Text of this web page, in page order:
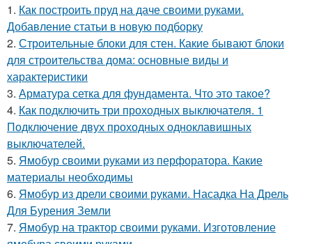
1. Как построить пруд на даче своими руками.
Добавление статьи в новую подборку
2. Строительные блоки для стен. Какие бывают блоки
для строительства дома: основные виды и
характеристики
3. Арматура сетка для фундамента. Что это такое?
4. Как подключить три проходных выключателя. 1
Подключение двух проходных одноклавишных
выключателей.
5. Ямобур своими руками из перфоратора. Какие
материалы необходимы
6. Ямобур из дрели своими руками. Насадка На Дрель
Для Бурения Земли
7. Ямобур на трактор своими руками. Изготовление